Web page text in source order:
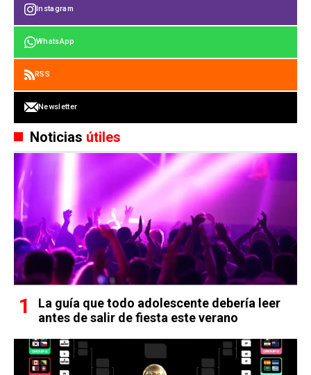
Instagram
WhatsApp
RSS
Newsletter
Noticias útiles
La guía que todo adolescente debería leer
antes de salir de fiesta este verano